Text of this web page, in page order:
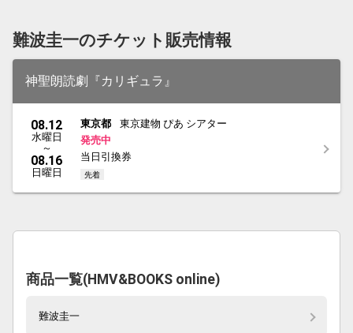
難波圭一のチケット販売情報
神聖朗読劇『カリギュラ』
08.12
水曜日
～
08.16
日曜日
東京都
東京建物 ぴあ シアター
発売中
当日引換券
先着
商品一覧(HMV&BOOKS online)
難波圭一